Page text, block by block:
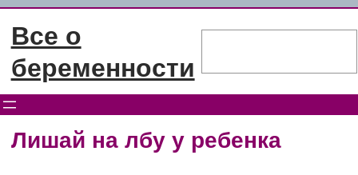
Перейти
содержимому
Все о
беременности
Лишай на лбу у ребенка